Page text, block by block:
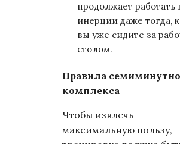
продолжает работать
инерции даже тогда,
вы уже сидите за
столом.
Правила
комплекса
Чтобы извлечь
максимальную пользу,